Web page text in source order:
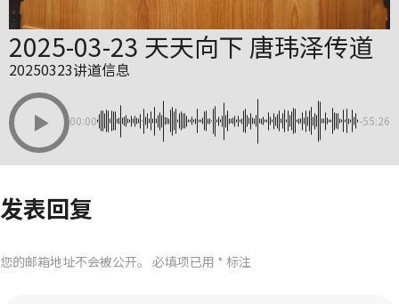
2025-03-23 天天向下 唐玮泽传道
20250323讲道信息
00:00 -55:26
发表回复
您的邮箱地址不会被公开。 必填项已用 * 标注